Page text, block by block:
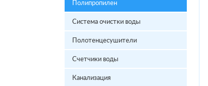
Полипропилен
Система очистки воды
Полотенцесушители
Счетчики воды
Канализация